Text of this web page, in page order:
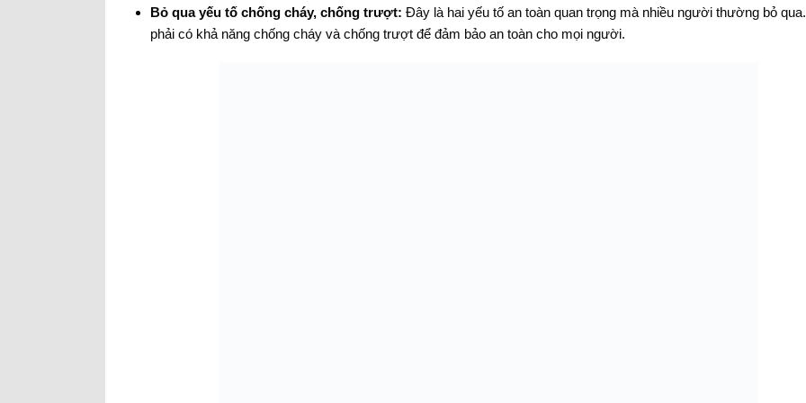
Bỏ qua yếu tố chống cháy, chống trượt: Đây là hai yếu tố an toàn quan trọng mà nhiều người thường bỏ
phải có khả năng chống cháy và chống trượt để đảm bảo an toàn cho mọi người.